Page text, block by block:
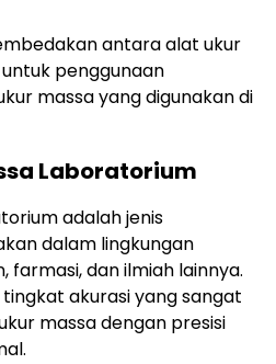
antara alat ukur
penggunaan
massa yang digunakan di
Laboratorium
adalah jenis
dalam lingkungan
dan ilmiah lainnya.
akurasi yang sangat
massa dengan presisi